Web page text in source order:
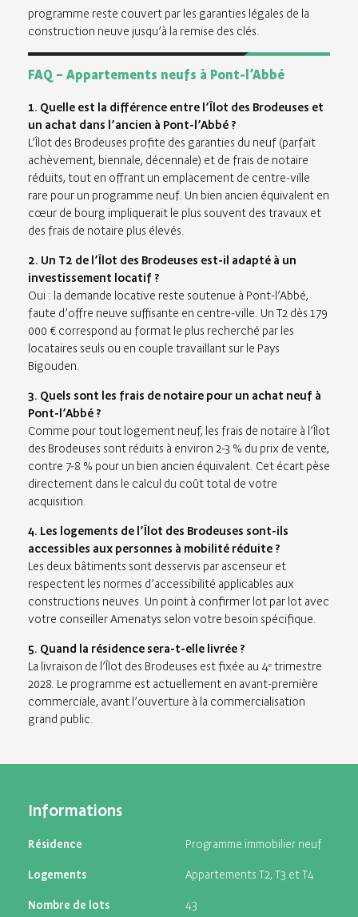
programme reste couvert par les garanties légales de la
construction neuve jusqu’à la remise des clés.
FAQ – Appartements neufs à Pont-l’Abbé
1. Quelle est la différence entre l’Îlot des Brodeuses et
un achat dans l’ancien à Pont-l’Abbé ?
L’Îlot des Brodeuses profite des garanties du neuf (parfait
achèvement, biennale, décennale) et de frais de notaire
réduits, tout en offrant un emplacement de centre-ville
rare pour un programme neuf. Un bien ancien équivalent en
cœur de bourg impliquerait le plus souvent des travaux et
des frais de notaire plus élevés.
2. Un T2 de l’Îlot des Brodeuses est-il adapté à un
investissement locatif ?
Oui : la demande locative reste soutenue à Pont-l’Abbé,
faute d’offre neuve suffisante en centre-ville. Un T2 dès 179
000 € correspond au format le plus recherché par les
locataires seuls ou en couple travaillant sur le Pays
Bigouden.
3. Quels sont les frais de notaire pour un achat neuf à
Pont-l’Abbé ?
Comme pour tout logement neuf, les frais de notaire à l’Îlot
des Brodeuses sont réduits à environ 2-3 % du prix de vente,
contre 7-8 % pour un bien ancien équivalent. Cet écart pèse
directement dans le calcul du coût total de votre
acquisition.
4. Les logements de l’Îlot des Brodeuses sont-ils
accessibles aux personnes à mobilité réduite ?
Les deux bâtiments sont desservis par ascenseur et
respectent les normes d’accessibilité applicables aux
constructions neuves. Un point à confirmer lot par lot avec
votre conseiller Amenatys selon votre besoin spécifique.
5. Quand la résidence sera-t-elle livrée ?
La livraison de l’Îlot des Brodeuses est fixée au 4ᵉ trimestre
2028. Le programme est actuellement en avant-première
commerciale, avant l’ouverture à la commercialisation
grand public.
Informations
Résidence Programme immobilier neuf
Logements Appartements T2, T3 et T4
Nombre de lots 43